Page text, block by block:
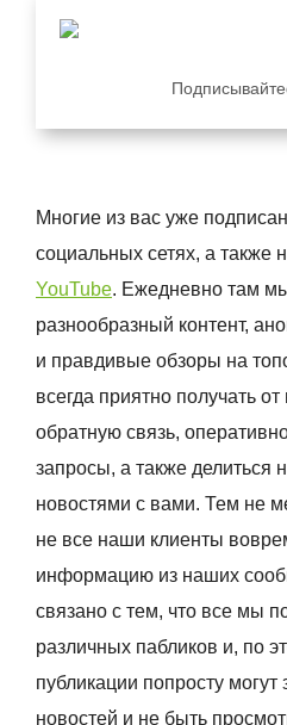
Многие из вас уже
социальных сетях, а также
YouTube. Ежедневно там
разнообразный контент,
и правдивые обзоры на
всегда приятно получать
обратную связь,
запросы, а также
новостями с вами. Тем не
не все наши клиенты
информацию из наших
связано с тем, что все мы
различных пабликов и, по
публикации попросту могут
новостей и не быть